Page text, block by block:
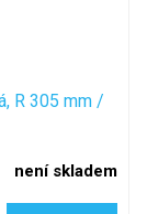
R 305 mm /
není skladem